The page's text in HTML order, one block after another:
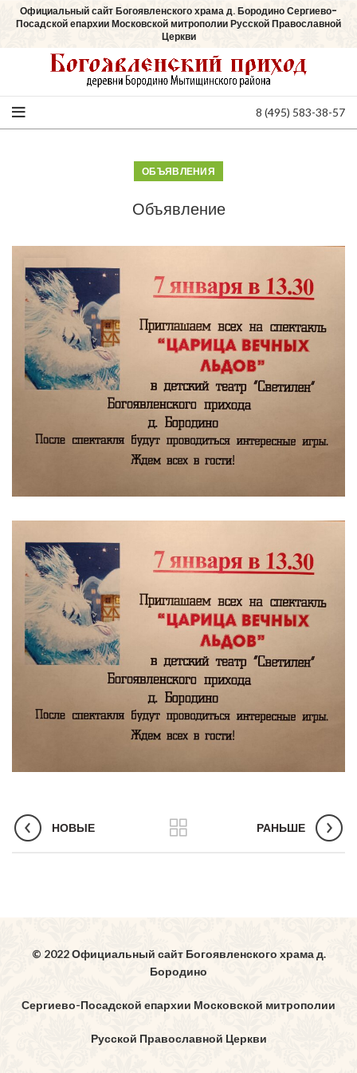
Официальный сайт Богоявленского храма д. Бородино Сергиево-
Посадской епархии Московской митрополии Русской Православной
Церкви
8 (495) 583-38-57
ОБЪЯВЛЕНИЯ
Объявление
НОВЫЕ РАНЬШЕ
© 2022 Официальный сайт Богоявленского храма д.
Бородино
Сергиево-Посадской епархии Московской митрополии
Русской Православной Церкви